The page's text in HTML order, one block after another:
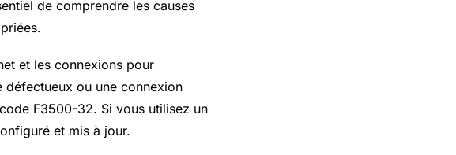
de comprendre les causes
et les connexions pour
défectueux ou une connexion
F3500-32. Si vous utilisez un
et mis à jour.